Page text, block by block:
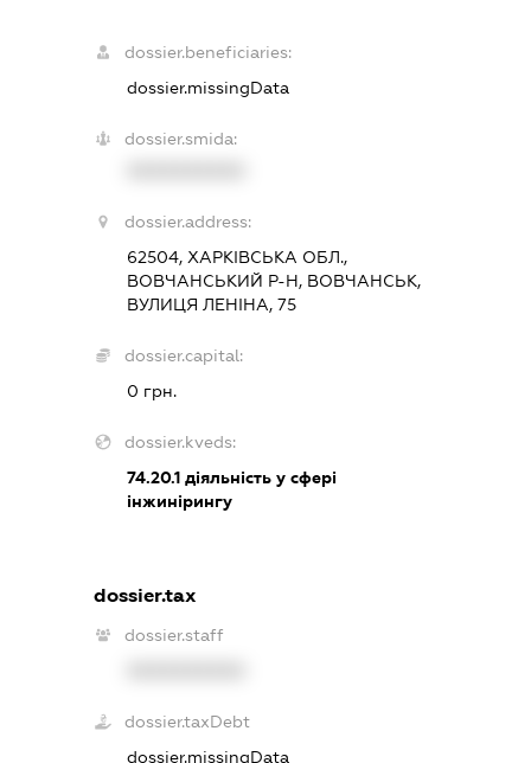
dossier.beneficiaries:
dossier.missingData
dossier.smida:
dossier.address:
62504, ХАРКІВСЬКА ОБЛ.,
ВОВЧАНСЬКИЙ Р-Н, ВОВЧАНСЬК,
ВУЛИЦЯ ЛЕНІНА, 75
dossier.capital:
0 грн.
dossier.kveds:
74.20.1діяльність у сфері
інжинірингу
dossier.tax
dossier.staff
dossier.taxDebt
dossier.missingData